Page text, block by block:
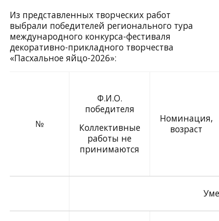
Из представленных творческих работ
выбрали победителей регионального тура
международного конкурса-фестиваля
декоративно-прикладного творчества
«Пасхальное яйцо-2026»:
№
Ф.И.О.
победителя
Коллективные
работы не
принимаются
Номинация,
возраст